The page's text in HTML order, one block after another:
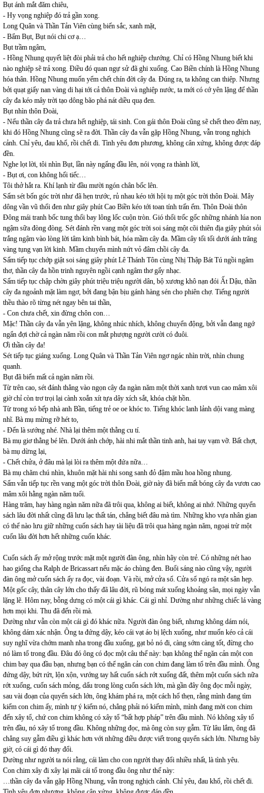
Bụt ánh mắt đăm chiêu,
- Hy vọng nghiệp đó trả gần xong.
Long Quân và Thần Tản Viên cùng biến sắc, xanh mặt,
- Bẩm Bụt, Bụt nói chi cơ ạ…
Bụt trầm ngâm,
- Hồng Nhung quyết liệt đòi phải trả cho hết nghiệp chướng. Chỉ có Hồng Nhung biết khi
nào nghiệp sẽ trả xong. Điều đó quan ngự sử đã ghi xuống. Cao Biền chính là Hồng Nhung
hóa thân. Hồng Nhung muốn yểm chết chín đời cây đa. Đúng ra, ta không can thiệp. Nhưng
bởi quạt giấy nan vàng di hại tới cả thôn Đoài và nghiệp nước, ta mới có cớ yên lặng để thần
cây đa kéo mây trời tạo dông bão phá nát diều quạ đen.
Bụt nhìn thôn Đoài,
- Nếu thần cây đa trả chưa hết nghiệp, tái sinh. Con gái thôn Đoài cũng sẽ chết theo đêm nay,
khi đó Hồng Nhung cũng sẽ ra đời. Thần cây đa vẫn gặp Hồng Nhung, vẫn trong nghịch
cảnh. Chỉ yêu, đau khổ, rồi chết đi. Tình yêu đơn phương, không cân xứng, không được đáp
đền.
Nghe lọt lời, tôi nhìn Bụt, lần này ngẩng đầu lên, nói vọng ra thành lời,
- Bụt ơi, con không hối tiếc…
Tôi thở hắt ra. Khí lạnh từ đầu mười ngón chân bốc lên.
Sấm sét bốn góc trời như đã hẹn trước, rủ nhau kéo tới hội tụ một góc trời thôn Đoài. Mây
dông vần vũ thổi đen như giây phút Cao Biền kéo tới toan tính trấn ểm. Thôn Đoài thôn
Đông mái tranh bốc tung thổi bay lông lốc cuộn tròn. Gió thổi trốc gốc những nhánh lúa non
ngậm sữa đòng đòng. Sét đánh rền vang một góc trời soi sáng một cõi thiên địa giây phút sỏi
trắng ngậm vào lòng lời tâm kinh bình bát, hóa mầm cây đa. Mầm cây tối tối dưới ánh trăng
vàng tụng vạn lời kinh. Mầm chuyển mình nứt vỏ đâm chồi cây đa.
Sấm tiếp tục chớp giật soi sáng giây phút Lê Thánh Tôn cùng Nhị Thập Bát Tú ngồi ngâm
thơ, thần cây đa hồn trinh nguyên ngồi cạnh ngâm thơ gẩy nhạc.
Sấm tiếp tục chập chờn giây phút triệu triệu người dân, bộ xương khô nạn đói Ất Dậu, thần
cây đa ngoảnh mặt làm ngơ, bởi đang bận bịu gánh hàng sén cho phiên chợ. Tiếng người
thều thào rõ từng nét ngay bên tai thần,
- Con chưa chết, xin đừng chôn con…
Mặc! Thần cây đa vẫn yên lặng, không nhúc nhích, không chuyển động, bởi vẫn đang ngớ
ngẩn đợi chờ cả ngàn năm rồi con mắt phượng người cười có đuôi.
Ơi thần cây đa!
Sét tiếp tục giáng xuống. Long Quân và Thần Tản Viên ngơ ngác nhìn trời, nhìn chung
quanh.
Bụt đã biến mất cả ngàn năm rồi.
Từ trên cao, sét đánh thẳng vào ngọn cây đa ngàn năm một thời xanh tươi vun cao mâm xôi
giờ chỉ còn trơ trọi lại cành xoắn xít tựa dây xích sắt, khóa chặt hồn.
Từ trong xó bếp nhà anh Bần, tiếng trẻ oe oe khóc to. Tiếng khóc lanh lảnh dội vang màng
nhĩ. Bà mụ mừng rỡ hét to,
- Đến là sướng nhé. Nhà lại thêm một thằng cu tí.
Bà mụ giơ thằng bé lên. Dưới ánh chớp, hài nhi mắt thần tinh anh, hai tay vạm vỡ. Bất chợt,
bà mụ dừng lại,
- Chết chửa, ở đâu mà lại lòi ra thêm một đứa nữa…
Bà mụ chăm chú nhìn, khuôn mặt hài nhi song sanh đỏ đậm mầu hoa hồng nhung.
Sấm vẫn tiếp tục rền vang một góc trời thôn Đoài, giờ này đã biến mất bóng cây đa vươn cao
mâm xôi hằng ngàn năm tuổi.
Hàng trăm, hay hàng ngàn năm nữa đã trôi qua, không ai biết, không ai nhớ. Những quyển
sách lâu đời nhất cũng đã lưu lạc thất tán, chẳng biết đâu mà tìm. Những kho vựa nhân gian
có thể nào lưu giữ những cuốn sách hay tài liệu đã trôi qua hàng ngàn năm, ngoại trừ một
cuốn lâu đời hơn hết những cuốn khác.
Cuốn sách ấy mở rộng trước mặt một người đàn ông, nhìn hãy còn trẻ. Có những nét hao
hao giống cha Ralph de Bricassart nếu mặc áo chùng đen. Buổi sáng nào cũng vậy, người
đàn ông mở cuốn sách ấy ra đọc, vài đoạn. Và rồi, mở cửa sổ. Cửa sổ ngó ra một sân hẹp.
Một gốc cây, thân cây lớn cho thấy đã lâu đời, rũ bóng mát xuống khoảng sân, mọi ngày vẫn
lặng lẽ. Hôm nay, bỗng dưng có một cái gì khác. Cái gì nhỉ. Dường như những chiếc lá vàng
hơn mọi khi. Thu đã đến rồi mà.
Dường như vẫn còn một cái gì đó khác nữa. Người đàn ông biết, nhưng không dám nói,
không dám xác nhận. Ông ta đứng dậy, kéo cái vạt áo bị lệch xuống, như muốn kéo cả cái
suy nghĩ vừa chớm manh nha trong đầu xuống, gạt bỏ nó đi, càng sớm càng tốt, đừng cho
nó làm tổ trong đầu. Đâu đó ông có đọc một câu thế này: bạn không thể ngăn cản một con
chim bay qua đầu bạn, nhưng bạn có thể ngăn cản con chim đang làm tổ trên đầu mình. Ông
đứng dậy, bứt rứt, lộn xộn, vướng tay hất cuốn sách rớt xuống đất, thêm một cuốn sách nữa
rớt xuống, cuốn sách mỏng, dấu trong lòng cuốn sách lớn, mà gần đây ông đọc mỗi ngày,
sau vài đoạn của quyển sách lớn, ông khám phá ra, một cách hổ thẹn, rằng mình đang tìm
kiếm con chim ấy, mình tự ý kiếm nó, chẳng phải nó kiếm mình, mình đang mời con chim
đến xây tổ, chứ con chim không có xây tổ “bất hợp pháp” trên đầu mình. Nó không xây tổ
trên đầu, nó xây tổ trong đầu. Không những đọc, mà ông còn suy gẫm. Từ lâu lắm, ông đã
chẳng suy gẫm điều gì khác hơn với những điều được viết trong quyển sách lớn. Nhưng bây
giờ, có cái gì đó thay đổi.
Dường như người ta nói rằng, cái làm cho con người thay đổi nhiều nhất, là tình yêu.
Con chim xây đi xây lại mãi cái tổ trong đầu ông như thế này:
…thần cây đa vẫn gặp Hồng Nhung, vẫn trong nghịch cảnh. Chỉ yêu, đau khổ, rồi chết đi.